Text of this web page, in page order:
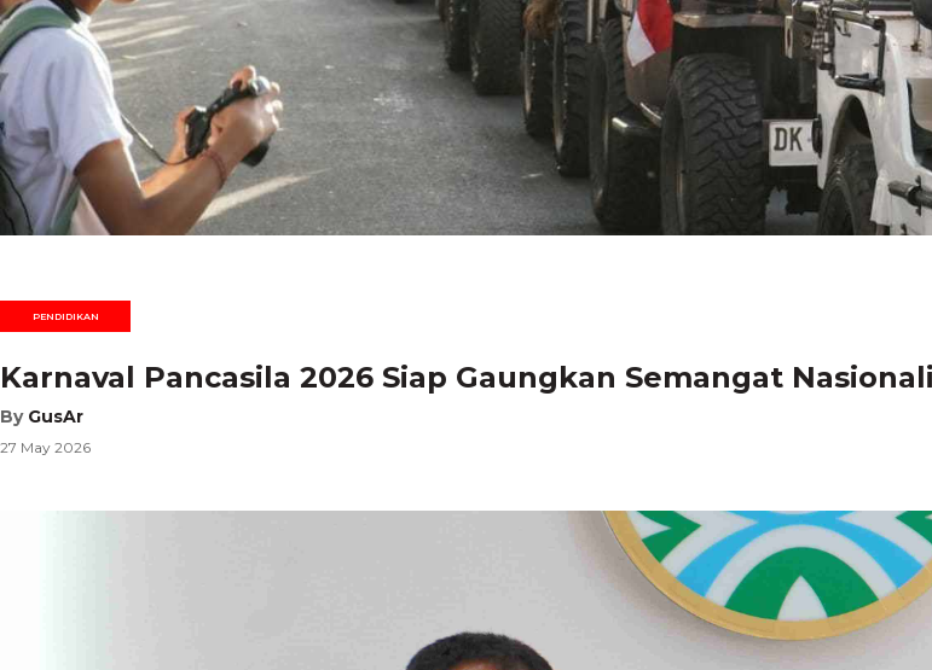
PENDIDIKAN
Karnaval Pancasila 2026 Siap Gaungkan Semangat
By GusAr
27 May 2026